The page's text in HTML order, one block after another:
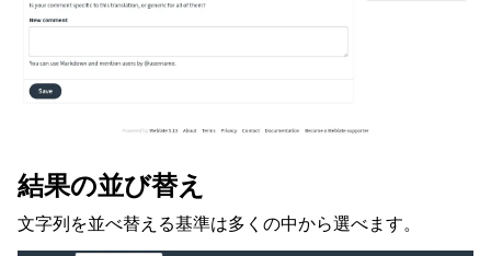
結果の並び替え
文字列を並べ替える基準は多くの中から選べます。